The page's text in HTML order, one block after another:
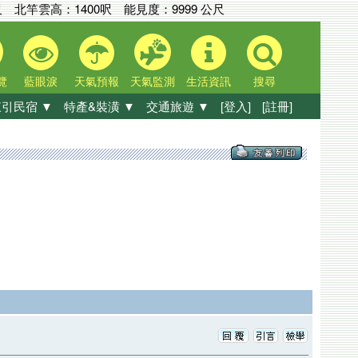
北竿雲高：1400呎能見度：9999 公尺
藍眼淚 天氣預報 天氣監測 生活資訊 搜尋
民宿 ▼ 特產&裝潢 ▼ 交通旅遊 ▼ [登入] [註冊]